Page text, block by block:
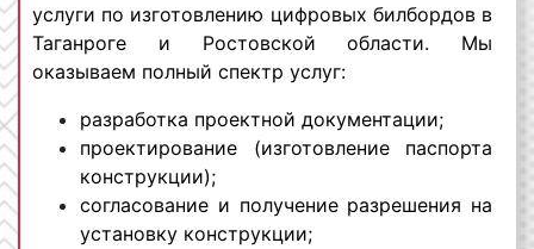
услуги по изготовлению цифровых билбордов в
Таганроге и Ростовской области. Мы
оказываем полный спектр услуг:
разработка проектной документации;
проектирование (изготовление паспорта
конструкции);
согласование и получение разрешения на
установку конструкции;